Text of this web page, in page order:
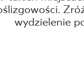
wydzielenie